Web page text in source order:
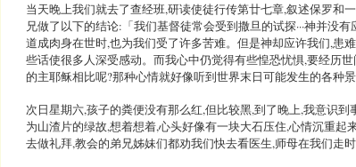
当天晚上我们就去了查经班,研读使徒行传第廿七章,叙述保罗和
兄做了以下的结论:「我们基督徒常会受到撒旦的试探···神并没
道成肉身在世时,也为我们受了许多苦难。但是神却应许我们,患
些话使很多人深受感动。而我心中仍觉得有些惶恐忧惧,要经历
的主耶稣相比呢?那种心情就好像听到世界末日可能发生的各种景
次日星期六,孩子的粪便没有那么红,但比较黑,到了晚上,我意识
为山渣片的绿故,想着想着,心头好像有一块大石压住,心情沉重
去做礼拜,教会的弟兄姊妹们都劝我们快去看医生,师母在我们走